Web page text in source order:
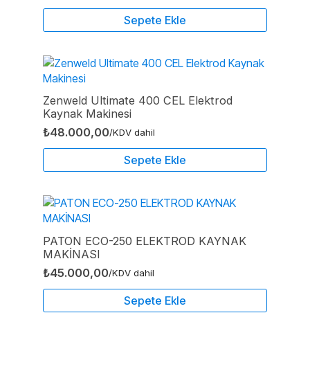
Sepete Ekle
Zenweld Ultimate 400 CEL Elektrod
Kaynak Makinesi
₺48.000,00/KDV dahil
Sepete Ekle
PATON ECO-250 ELEKTROD KAYNAK
MAKİNASI
₺45.000,00/KDV dahil
Sepete Ekle